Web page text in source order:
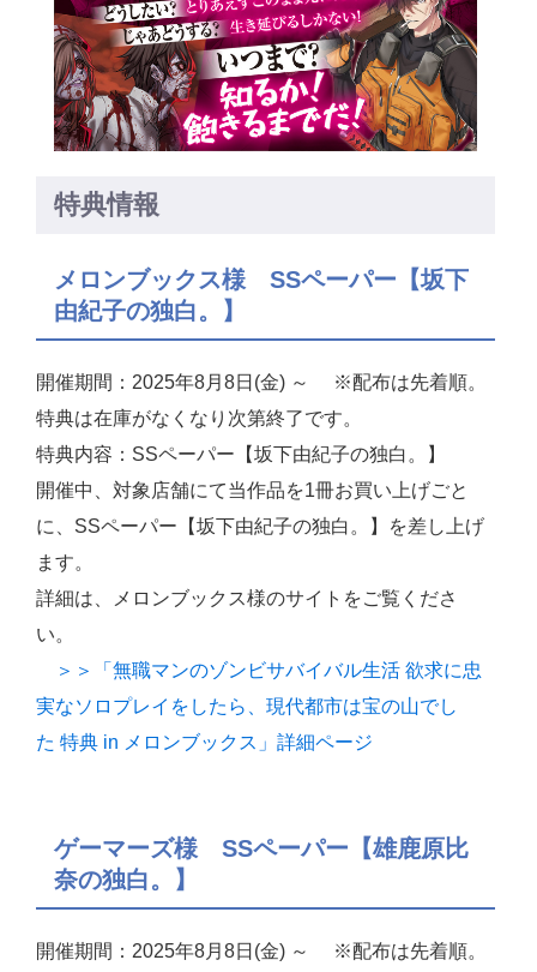
特典情報
メロンブックス様 SSペーパー【坂下
由紀子の独白。】
開催期間：2025年8月8日(金) ～ ※配布は先着順。
特典は在庫がなくなり次第終了です。
特典内容：SSペーパー【坂下由紀子の独白。】
開催中、対象店舗にて当作品を1冊お買い上げごと
に、SSペーパー【坂下由紀子の独白。】を差し上げ
ます。
詳細は、メロンブックス様のサイトをご覧くださ
い。
＞＞「無職マンのゾンビサバイバル生活 欲求に忠
実なソロプレイをしたら、現代都市は宝の山でし
た 特典 in メロンブックス」詳細ページ
ゲーマーズ様 SSペーパー【雄鹿原比
奈の独白。】
開催期間：2025年8月8日(金) ～ ※配布は先着順。